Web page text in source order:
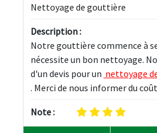
Nettoyage de gouttière
Description :
Notre gouttière commence à
nécessite un bon nettoyage.
d'un devis pour un nettoyage
. Merci de nous informer du
Note :